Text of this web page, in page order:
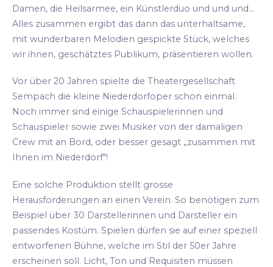
Damen, die Heilsarmee, ein Künstlerduo und und und...
Alles zusammen ergibt das dann das unterhaltsame,
mit wunderbaren Melodien gespickte Stück, welches
wir ihnen, geschätztes Publikum, präsentieren wollen.
Vor über 20 Jahren spielte die Theatergesellschaft
Sempach die kleine Niederdorfoper schon einmal.
Noch immer sind einige Schauspielerinnen und
Schauspieler sowie zwei Musiker von der damaligen
Crew mit an Bord, oder besser gesagt „zusammen mit
Ihnen im Niederdorf"!
Eine solche Produktion stellt grosse
Herausforderungen an einen Verein. So benötigen zum
Beispiel über 30 Darstellerinnen und Darsteller ein
passendes Kostüm. Spielen dürfen sie auf einer speziell
entworfenen Bühne, welche im Stil der 50er Jahre
erscheinen soll. Licht, Ton und Requisiten müssen